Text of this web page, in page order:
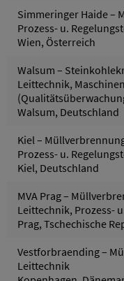
Simmeringer Haide –
Prozess- u.
Wien, Österreich
Walsum –
Leittechnik,
Walsum, Deutschland
Kiel –
Prozess- u.
Kiel, Deutschland
MVA Prag –
Leittechnik, Prozess-
Prag, Tschechische
Vestforbraending –
Leittechnik